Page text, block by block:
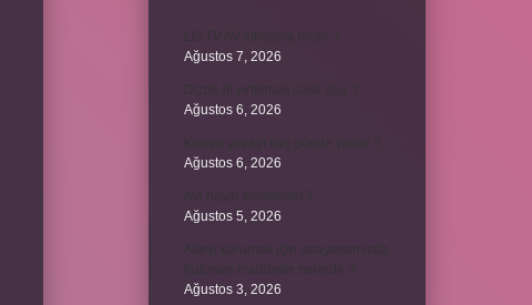
Ağustos 7, 2026
Ağustos 6, 2026
Ağustos 6, 2026
Ağustos 5, 2026
Ağustos 3, 2026